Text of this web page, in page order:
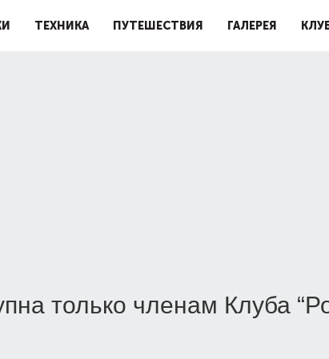
ТЕХНИКА ПУТЕШЕСТВИЯ ГАЛЕРЕЯ
только членам Клуба